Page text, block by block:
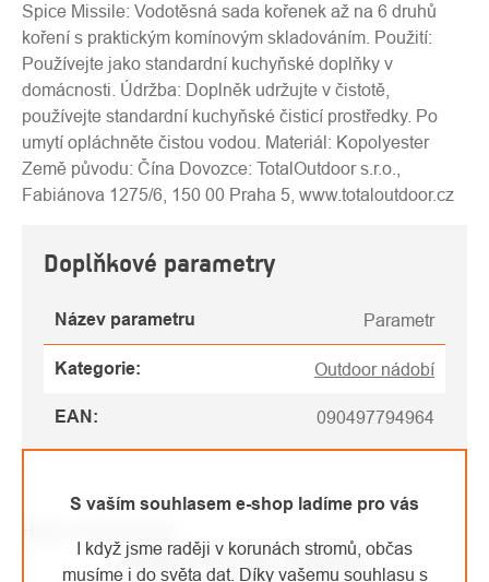
S vaším souhlasem e-shop ladíme pro vás
I když jsme raději v korunách stromů, občas
musíme i do světa dat. Díky vašemu souhlasu s
Spice Missile: Vodotěsná sada kořenek až na 6 druhů
koření s praktickým komínovým skladováním. Použití:
Používejte jako standardní kuchyňské doplňky v
domácnosti. Údržba: Doplněk udržujte v čistotě,
používejte standardní kuchyňské čisticí prostředky. Po
umytí opláchněte čistou vodou. Materiál: Kopolyester
Země původu: Čína Dovozce: TotalOutdoor s.r.o.,
Fabiánova 1275/6, 150 00 Praha 5, www.totaloutdoor.cz
Doplňkové parametry
Název parametru Parametr
Kategorie: Outdoor nádobí
EAN : 090497794964
MOHLO BY VÁS ZAJÍMAT